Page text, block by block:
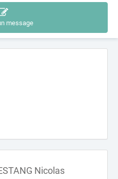
message
Nicolas